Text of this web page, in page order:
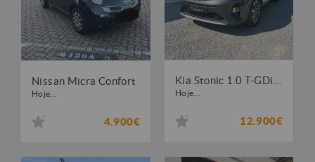
Nissan Micra Confort
Hoje...
4.900€
Hoje...
12.900€